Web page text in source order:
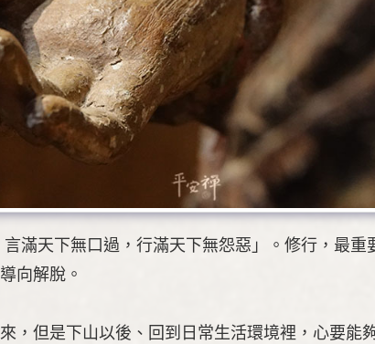
滿天下無口過，行滿天下無怨惡」。修行，最
向解脫。
，但是下山以後、回到日常生活環境裡，心要能